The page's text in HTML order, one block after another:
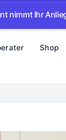
Anliegen auf
Shop